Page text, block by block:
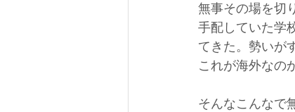
無事その場を切
手配していた学
てきた。勢いが
これが海外なの
そんなこんなで